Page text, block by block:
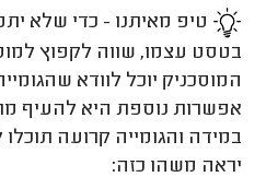
טיפ מאיתנו - כדי שלא
בטסט עצמו, שווה לקפוץ
המוסכניק יוכל לוודא
אפשרות נוספת היא להעיף
במידה והגומייה קרועה
יראה משהו כזה: